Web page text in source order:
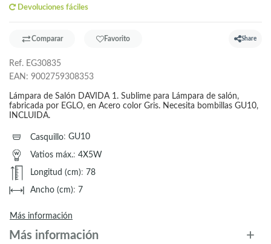
Devoluciones fáciles
Comparar Favorito Share
Ref. EG30835
EAN: 9002759308353
Lámpara de Salón DAVIDA 1. Sublime para Lámpara de salón,
fabricada por EGLO, en Acero color Gris. Necesita bombillas GU10,
INCLUIDA.
Casquillo: GU10
Vatios máx.: 4X5W
Longitud (cm): 78
Ancho (cm): 7
Más información
Más información